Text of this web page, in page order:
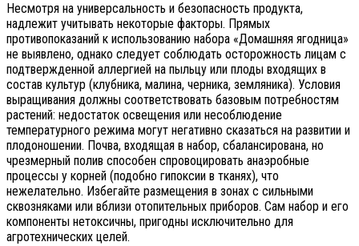
Несмотря на универсальность и безопасность продукта,
надлежит учитывать некоторые факторы. Прямых
противопоказаний к использованию набора «Домашняя ягодница»
не выявлено, однако следует соблюдать осторожность лицам с
подтвержденной аллергией на пыльцу или плоды входящих в
состав культур (клубника, малина, черника, земляника). Условия
выращивания должны соответствовать базовым потребностям
растений: недостаток освещения или несоблюдение
температурного режима могут негативно сказаться на развитии и
плодоношении. Почва, входящая в набор, сбалансирована, но
чрезмерный полив способен спровоцировать анаэробные
процессы у корней (подобно гипоксии в тканях), что
нежелательно. Избегайте размещения в зонах с сильными
сквозняками или вблизи отопительных приборов. Сам набор и его
компоненты нетоксичны, пригодны исключительно для
агротехнических целей.